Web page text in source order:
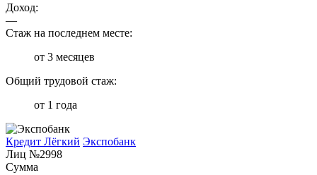
Доход:
—
Стаж на последнем месте:
от 3 месяцев
Общий трудовой стаж:
от 1 года
Кредит Лёгкий Экспобанк
Лиц №2998
Сумма